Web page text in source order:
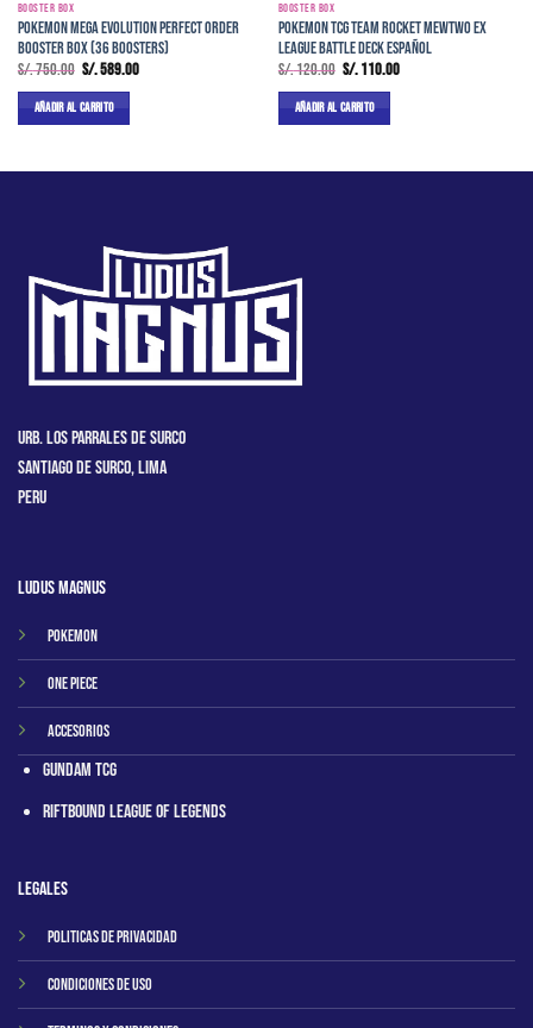
BOOSTER BOX
Pokemon Mega Evolution Perfect Order
Booster Box (36 Boosters)
S/.750.00 El
original
era:
S/. 750.00.
S/.589.00El
AÑADIR AL CARRITO
BOOSTER BOX
Pokemon TCG Team Rocket Mewtwo ex
League Battle Deck Español
S/.120.00 El
original
era:
S/. 120.00.
S/.110.00El
AÑADIR AL CARRITO
Urb. Los Parrales de Surco
Santiago de Surco, Lima
Peru
Ludus Magnus
Pokemon
One Piece
Accesorios
Gundam TCG
RIftbound League of Legends
Legales
Politicas de privacidad
Condiciones de uso